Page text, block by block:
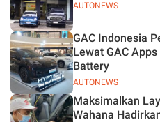
AUTONEWS
AUTONEWS
GAC Indonesia
Lewat GAC
Battery
Maksimalkan
Wahana